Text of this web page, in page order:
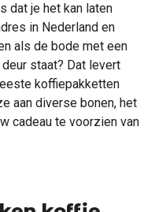
dat je het kan laten
in Nederland en
als de bode met een
staat? Dat levert
koffiepakketten
aan diverse bonen, het
cadeau te voorzien van